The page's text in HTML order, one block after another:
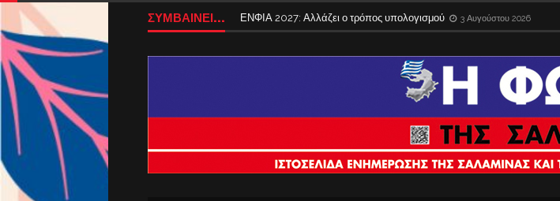
ΣΥΜΒΑΙΝΕΙ... ΕΝΦΙΑ 2027: Αλλάζει ο τρόπος υπολογισμού 3 Αυγούστου 2026